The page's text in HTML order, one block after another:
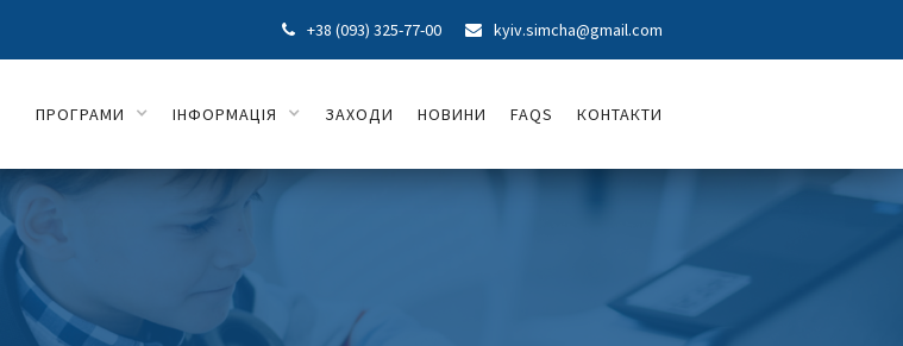
 +38 (093) 325-77-00  kyiv.simcha@gmail.com
ПРОГРАМИ ІНФОРМАЦІЯ ЗАХОДИ НОВИНИ FAQS КОНТАКТИ